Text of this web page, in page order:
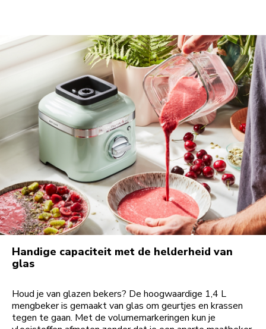
Handige capaciteit met de helderheid van
glas
Houd je van glazen bekers? De hoogwaardige 1,4 L
mengbeker is gemaakt van glas om geurtjes en krassen
tegen te gaan. Met de volumemarkeringen kun je